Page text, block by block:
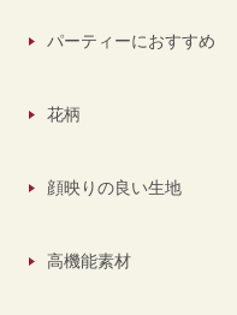
パーティーにおすすめ
花柄
顔映りの良い生地
高機能素材